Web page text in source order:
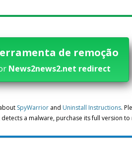
de remoção
News2news2.net redirect
SpyWarrior and Uninstall Instructions.
detects a malware, purchase its full version to